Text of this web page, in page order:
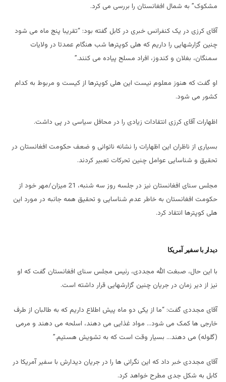
مشکوک” به شمال افغانستان را بررسی می کرد.
آقای کرزی در یک کنفرانس خبری در کابل گفته بود: “تقریبا پنج ماه می شود
چنین گزارشهایی را داریم که هلی کوپترها شب هنگام عمدتا در ولایات
سمنگان، بغلان و کندوز، افراد مسلح پیاده می کنند.”
او گفت که هنوز معلوم نیست این هلی کوپترها از کیست و مربوط به کدام
کشور می شود.
اظهارات آقای کرزی انتقادات زیادی را در محافل سیاسی در پی داشت.
بسیاری از ناظران این اظهارات را نشانه ناتوانی و ضعف حکومت افغانستان در
تحقیق و شناسایی عوامل چنین تحرکات تعبیر کردند.
مجلس سنای افغانستان نیز در جلسه روز سه شنبه، 21 میزان/مهر خود از
حکومت افغانستان به خاطر عدم شناسایی و تحقیق همه جانبه در مورد این
هلی کوپترها انتقاد کرد.
دیدار با سفیر آمریکا
با این حال، صبغت الله مجددی، رئیس مجلس سنای افغانستان گفت که او
نیز از دیر زمان در جریان چنین گزارشهایی قرار داشته است.
آقای مجددی گفت: “ما از یکی دو ماه پیش اطلاع داریم که به طالبان از طرف
خارجی ها کمک می شود… مواد غذایی می دهند، اسلحه می دهند و مرمی
(گلوله) می دهند… بسیار وقت است که به تشویش هستیم.”
آقای مجددی خبر داد که این نگرانی ها را در جریان دیدارش با سفیر آمریکا در
کابل به شکل جدی مطرح خواهد کرد.